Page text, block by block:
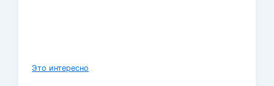
Это интересно